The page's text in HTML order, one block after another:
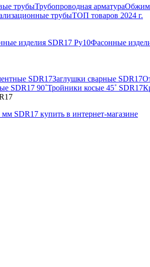
трубыТрубопроводная арматура
трубыТОП товаров 2024 г.
изделия SDR17 Ру10Фасонные
SDR17Заглушки сварные SDR17
SDR17 90˚Тройники косые 45˚ SDR17